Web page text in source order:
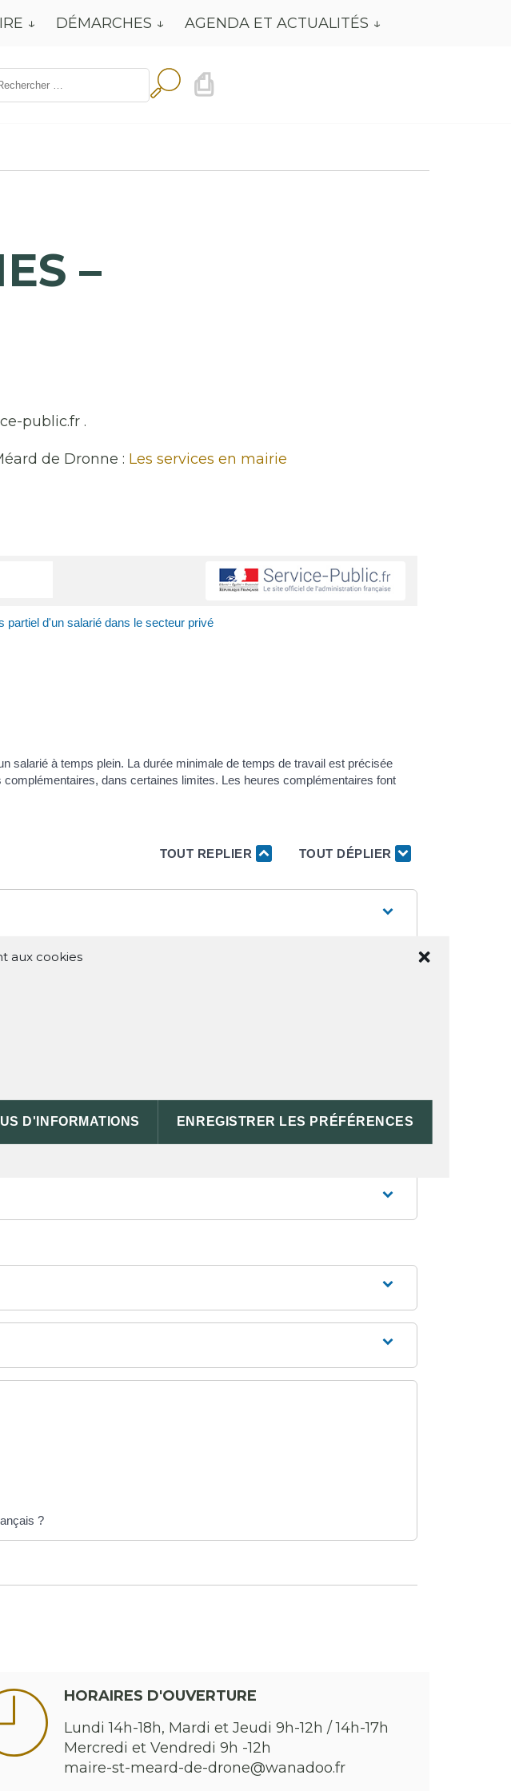
aux cookies
D'INFORMATIONS ENREGISTRER LES PRÉFÉRENCES
DÉMARCHES AGENDA ET ACTUALITÉS
⎙
–
public.fr .
de Dronne : Les services en mairie
partiel d'un salarié dans le secteur privé
salarié à temps plein. La durée minimale de temps de travail est précisée
dans certaines limites. Les heures complémentaires font
TOUT REPLIER TOUT DÉPLIER
?
HORAIRES D'OUVERTURE
Lundi 14h-18h, Mardi et Jeudi 9h-12h / 14h-17h
Mercredi et Vendredi 9h -12h
maire-st-meard-de-drone@wanadoo.fr